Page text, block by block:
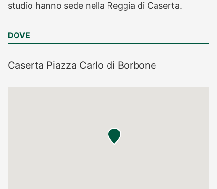
studio hanno sede nella Reggia di Caserta.
DOVE
Caserta Piazza Carlo di Borbone